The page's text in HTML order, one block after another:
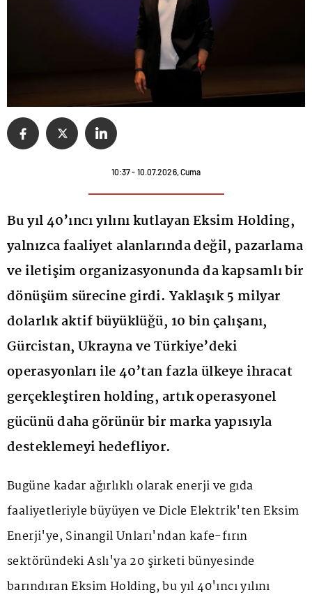
10:37 - 10.07.2026, Cuma
Bu yıl 40’ıncı yılını kutlayan Eksim Holding,
yalnızca faaliyet alanlarında değil, pazarlama
ve iletişim organizasyonunda da kapsamlı bir
dönüşüm sürecine girdi. Yaklaşık 5 milyar
dolarlık aktif büyüklüğü, 10 bin çalışanı,
Gürcistan, Ukrayna ve Türkiye’deki
operasyonları ile 40’tan fazla ülkeye ihracat
gerçekleştiren holding, artık operasyonel
gücünü daha görünür bir marka yapısıyla
desteklemeyi hedefliyor.
Bugüne kadar ağırlıklı olarak enerji ve gıda
faaliyetleriyle büyüyen ve Dicle Elektrik'ten Eksim
Enerji'ye, Sinangil Unları'ndan kafe-fırın
sektöründeki Aslı'ya 20 şirketi bünyesinde
barındıran Eksim Holding, bu yıl 40'ıncı yılını